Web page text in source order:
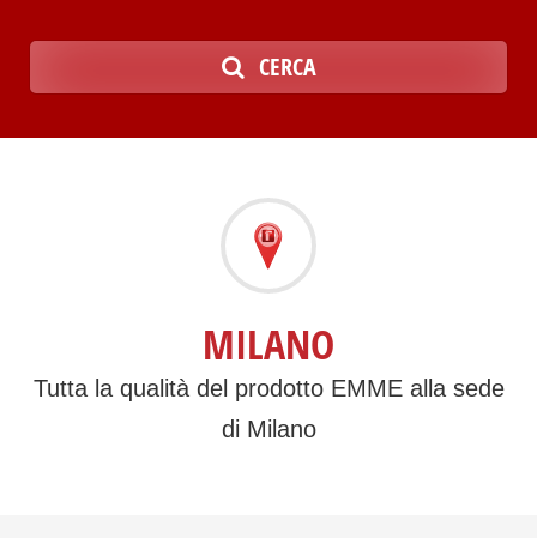
CERCA
MILANO
Tutta la qualità del prodotto EMME alla sede
di Milano